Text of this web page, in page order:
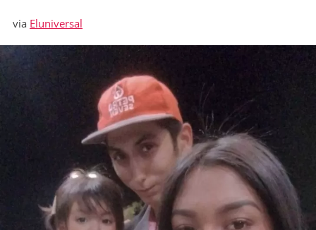
via Eluniversal